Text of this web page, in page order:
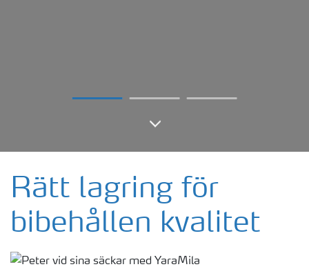
Rätt lagring för
bibehållen kvalitet